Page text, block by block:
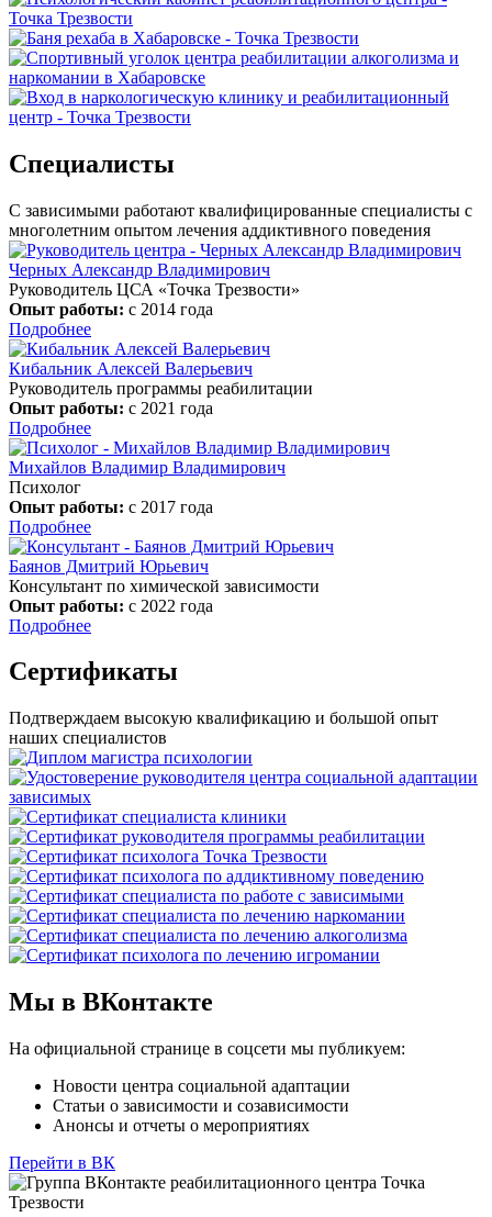
Специалисты
С зависимыми работают квалифицированные специалисты с
многолетним опытом лечения аддиктивного поведения
Черных Александр Владимирович
Руководитель ЦСА «Точка Трезвости»
Опыт работы: с 2014 года
Подробнее
Кибальник Алексей Валерьевич
Руководитель программы реабилитации
Опыт работы: с 2021 года
Подробнее
Михайлов Владимир Владимирович
Психолог
Опыт работы: с 2017 года
Подробнее
Баянов Дмитрий Юрьевич
Консультант по химической зависимости
Опыт работы: с 2022 года
Подробнее
Сертификаты
Подтверждаем высокую квалификацию и большой опыт
наших специалистов
Мы в ВКонтакте
На официальной странице в соцсети мы публикуем:
Новости центра социальной адаптации
Статьи о зависимости и созависимости
Анонсы и отчеты о мероприятиях
Перейти в ВК